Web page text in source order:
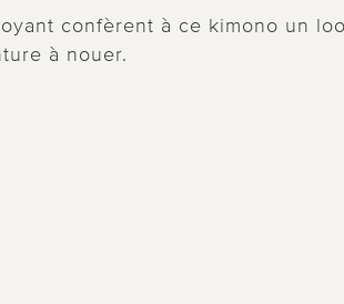
confèrent à ce kimono un
à nouer.